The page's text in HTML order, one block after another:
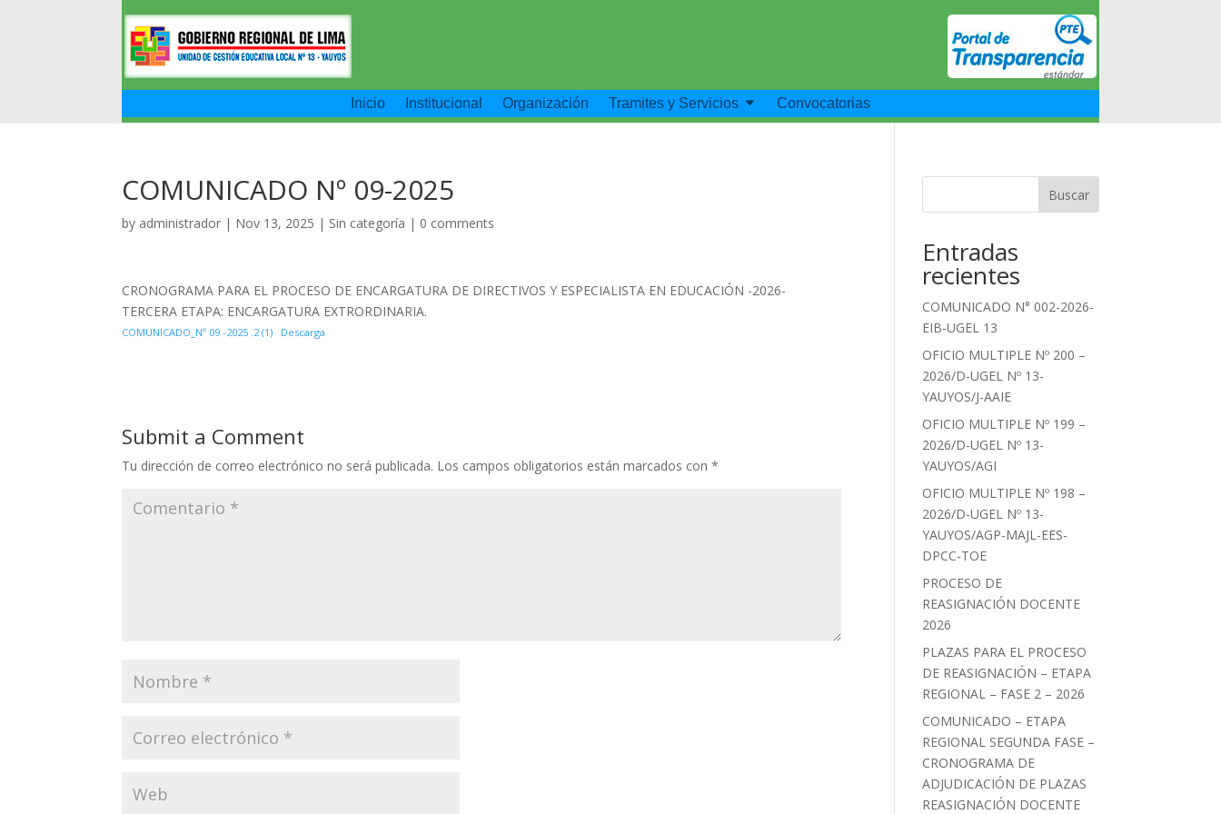
Inicio Institucional Organización Tramites y Servicios Convocatorias
COMUNICADO Nº 09-2025
by administrador | Nov 13, 2025 | Sin categoría | 0 comments
CRONOGRAMA PARA EL PROCESO DE ENCARGATURA DE DIRECTIVOS Y ESPECIALISTA EN EDUCACIÓN -2026-
TERCERA ETAPA: ENCARGATURA EXTRORDINARIA.
COMUNICADO_Nº 09 -2025 .2 (1) Descarga
Submit a Comment
Tu dirección de correo electrónico no será publicada. Los campos obligatorios están marcados con*
Buscar
Entradas
recientes
COMUNICADO N° 002-2026-
EIB-UGEL 13
OFICIO MULTIPLE Nº 200 –
2026/D-UGEL Nº 13-
YAUYOS/J-AAIE
OFICIO MULTIPLE Nº 199 –
2026/D-UGEL Nº 13-
YAUYOS/AGI
OFICIO MULTIPLE Nº 198 –
2026/D-UGEL Nº 13-
YAUYOS/AGP-MAJL-EES-
DPCC-TOE
PROCESO DE
REASIGNACIÓN DOCENTE
2026
PLAZAS PARA EL PROCESO
DE REASIGNACIÓN – ETAPA
REGIONAL – FASE 2 – 2026
COMUNICADO – ETAPA
REGIONAL SEGUNDA FASE –
CRONOGRAMA DE
ADJUDICACIÓN DE PLAZAS
REASIGNACIÓN DOCENTE